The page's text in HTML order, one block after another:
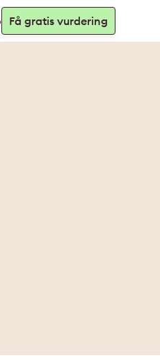
Få gratis vurdering